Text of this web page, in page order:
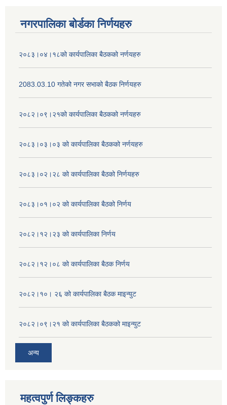
नगरपालिका बोर्डका निर्णयहरु
२०८३।०४।१८को कार्यपालिका बैठकको नर्णयहरु
2083.03.10 गतेको नगर सभाको बैठक निर्णयहरु
२०८२।०९।२१को कार्यपालिका बैठकको नर्णयहरु
२०८३।०३।०३ को कार्यपालिका बैठकको नर्णयहरु
२०८३।०२।२८ को कार्यपालिका बैठको निर्णयहरु
२०८३।०१।०२ को कार्यपालिका बैठको निर्णय
२०८२।१२।२३ को कार्यपालिका निर्णय
२०८२।१२।०८ को कार्यपालिका बैठक निर्णय
२०८२।१०। २६ को कार्यपालिका बैठक माइन्युट
२०८२।०९।२१ को कार्यपालिका बैठकको माइन्युट
अन्य
महत्वपुर्ण लिङ्कहरु